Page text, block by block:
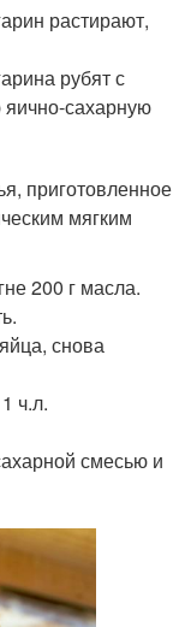
растирают,
рубят с
яично-сахарную
приготовленное
мягким
200 г масла.
снова
ч.л.
смесью и